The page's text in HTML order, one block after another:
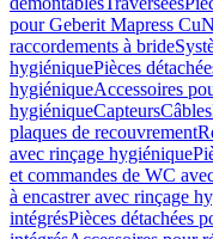
pour Geberit Mapress
raccordements à bride
hygiéniquePièces
hygiéniqueAccessoires
hygiéniqueCapteursCâbles
plaques de recouvrement
avec rinçage hygiénique
et commandes de WC
à encastrer avec rinçage
intégrésPièces détachées